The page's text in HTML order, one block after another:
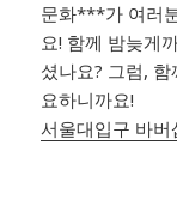
문화***가 여러
요! 함께 밤늦게
셨나요? 그럼,
요하니까요!
서울대입구 바버